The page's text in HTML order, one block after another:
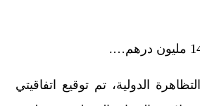
الدولية، تم توقيع اتفاقيتي